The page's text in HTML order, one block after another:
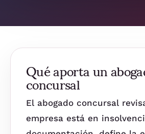
Qué aporta un
concursal
El abogado concursal
empresa está en